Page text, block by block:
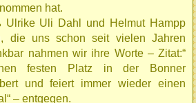
hat.
Ulrike Uli Dahl und Helmut Hampp
die uns schon seit vielen Jahren
nahmen wir ihre Worte – Zitat:“
festen Platz in der Bonner
und feiert immer wieder einen
– entgegen.